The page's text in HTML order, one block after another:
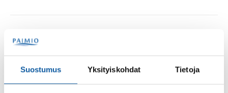
Suostumus Yksityiskohdat Tietoja
Palaute